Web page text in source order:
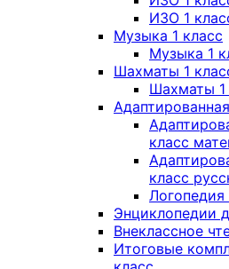
ИЗО 1
Музыка 1 класс
Музыка 1
Шахматы 1
Шахматы 1
класс
класс
Логопедия
Энциклопедии
Внеклассное
Итоговые